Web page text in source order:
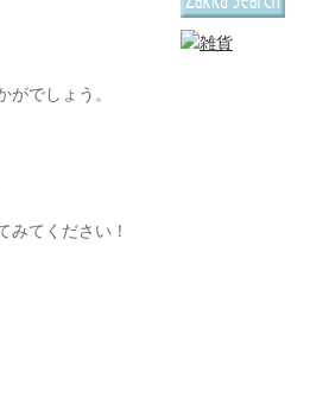
でしょう。
みてください！